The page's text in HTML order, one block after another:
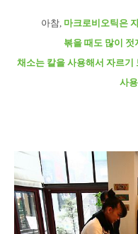
아참, 마크로비오틱은
볶을 때도 많이 젓
채소는 칼을 사용해서 자르기
사